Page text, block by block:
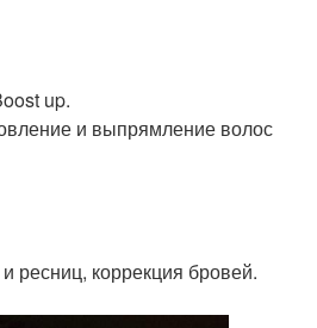
up.
и выпрямление волос
ресниц, коррекция бровей.